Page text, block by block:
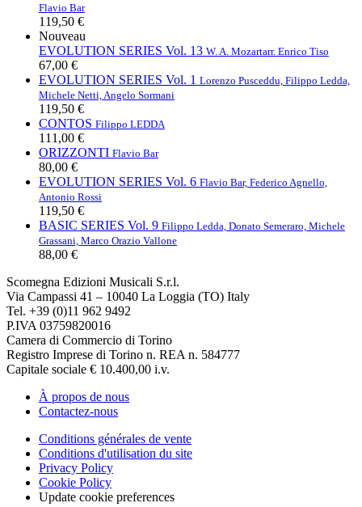
Flavio Bar
119,50 €
Nouveau
EVOLUTION SERIES Vol. 13 W. A. Mozartarr. Enrico Tiso
67,00 €
EVOLUTION SERIES Vol. 1 Lorenzo Pusceddu, Filippo Ledda,
Michele Netti, Angelo Sormani
119,50 €
CONTOS Filippo LEDDA
111,00 €
ORIZZONTI Flavio Bar
80,00 €
EVOLUTION SERIES Vol. 6 Flavio Bar, Federico Agnello,
Antonio Rossi
119,50 €
BASIC SERIES Vol. 9 Filippo Ledda, Donato Semeraro, Michele
Grassani, Marco Orazio Vallone
88,00 €
Scomegna Edizioni Musicali S.r.l.
Via Campassi 41 – 10040 La Loggia (TO) Italy
Tel. +39 (0)11 962 9492
P.IVA 03759820016
Camera di Commercio di Torino
Registro Imprese di Torino n. REA n. 584777
Capitale sociale € 10.400,00 i.v.
À propos de nous
Contactez-nous
Conditions générales de vente
Conditions d'utilisation du site
Privacy Policy
Cookie Policy
Update cookie preferences